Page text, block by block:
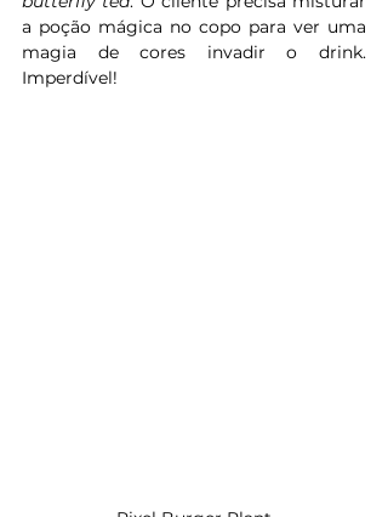
a poção mágica no copo para ver uma
magia de cores invadir o drink.
Imperdível!